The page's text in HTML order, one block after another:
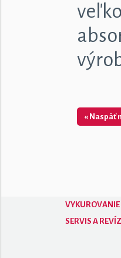
« Naspäť
VYKUROVANIE
SERVIS A